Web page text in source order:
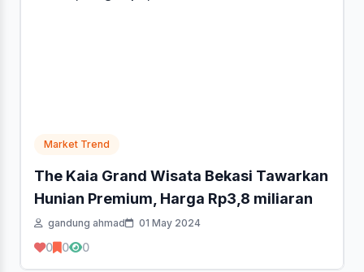
Market Trend
The Kaia Grand Wisata Bekasi Tawarkan
Hunian Premium, Harga Rp3,8 miliaran
gandung ahmad 01 May 2024
0 0 0